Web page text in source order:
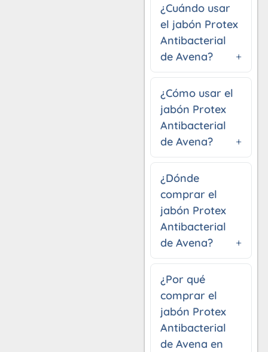
¿Cuándo usar
el jabón Protex
Antibacterial
de Avena?
¿Cómo usar el
jabón Protex
Antibacterial
de Avena?
¿Dónde
comprar el
jabón Protex
Antibacterial
de Avena?
¿Por qué
comprar el
jabón Protex
Antibacterial
de Avena en